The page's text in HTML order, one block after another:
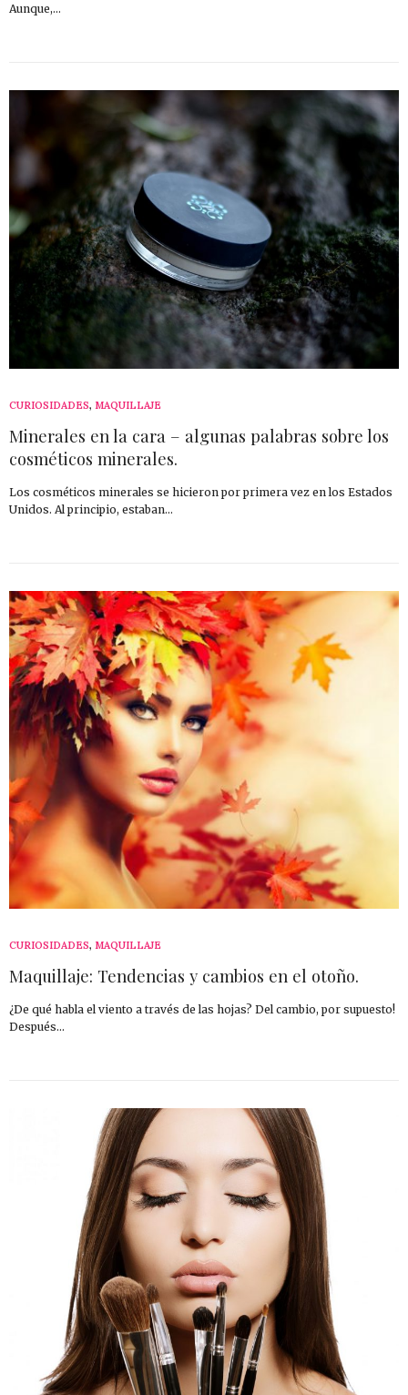
Aunque,…
CURIOSIDADES, MAQUILLAJE
Minerales en la cara – algunas palabras sobre los
cosméticos minerales.
Los cosméticos minerales se hicieron por primera vez en los Estados
Unidos. Al principio, estaban…
CURIOSIDADES, MAQUILLAJE
Maquillaje: Tendencias y cambios en el otoño.
¿De qué habla el viento a través de las hojas? Del cambio, por supuesto!
Después…